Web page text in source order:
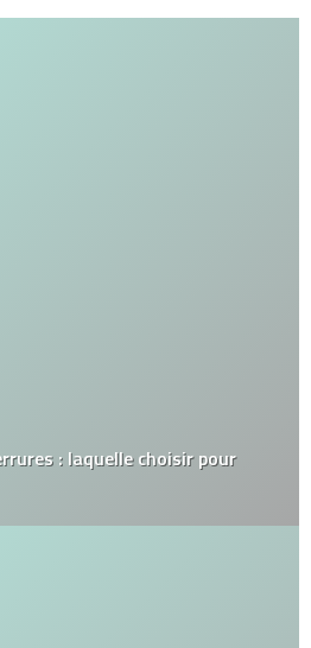
: laquelle choisir pour